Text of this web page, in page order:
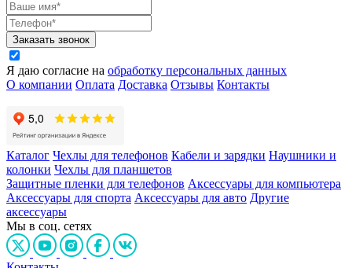
Заказать звонок
Я даю согласие на обработку персональных данных
О компании Оплата Доставка Отзывы Контакты
Каталог Чехлы для телефонов Кабели и зарядки Наушники и
колонки Чехлы для планшетов
Защитные пленки для телефонов Аксессуары для компьютера
Аксессуары для спорта Аксессуары для авто Другие
аксессуары
Мы в соц. сетях